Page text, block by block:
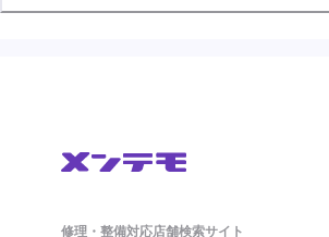
修理・整備対応店舗検索サイト